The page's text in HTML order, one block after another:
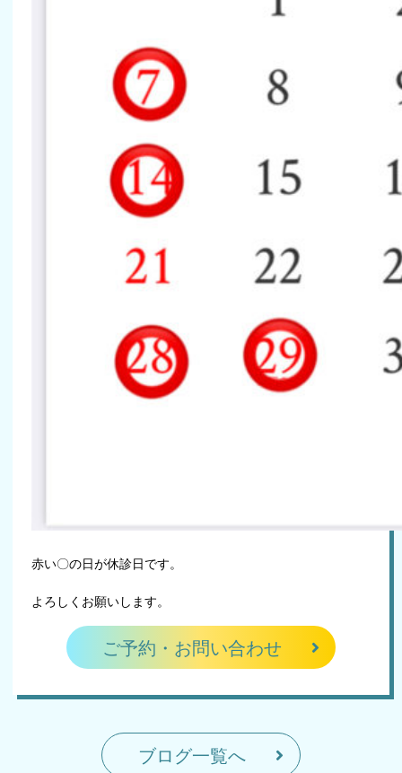
赤い〇の日が休診日です。
よろしくお願いします。
ご予約・お問い合わせ
ブログ一覧へ